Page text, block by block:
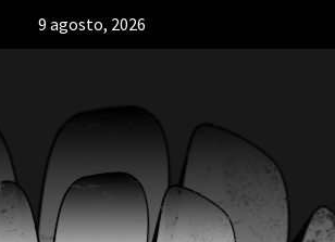
9 agosto, 2026